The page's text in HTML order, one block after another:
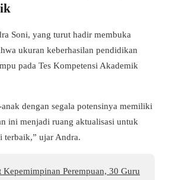
Soni, yang turut hadir membuka
ukuran keberhasilan pendidikan
pada Tes Kompetensi Akademik
dengan segala potensinya memiliki
ini menjadi ruang aktualisasi untuk
terbaik,” ujar Andra.
Kepemimpinan Perempuan, 30 Guru